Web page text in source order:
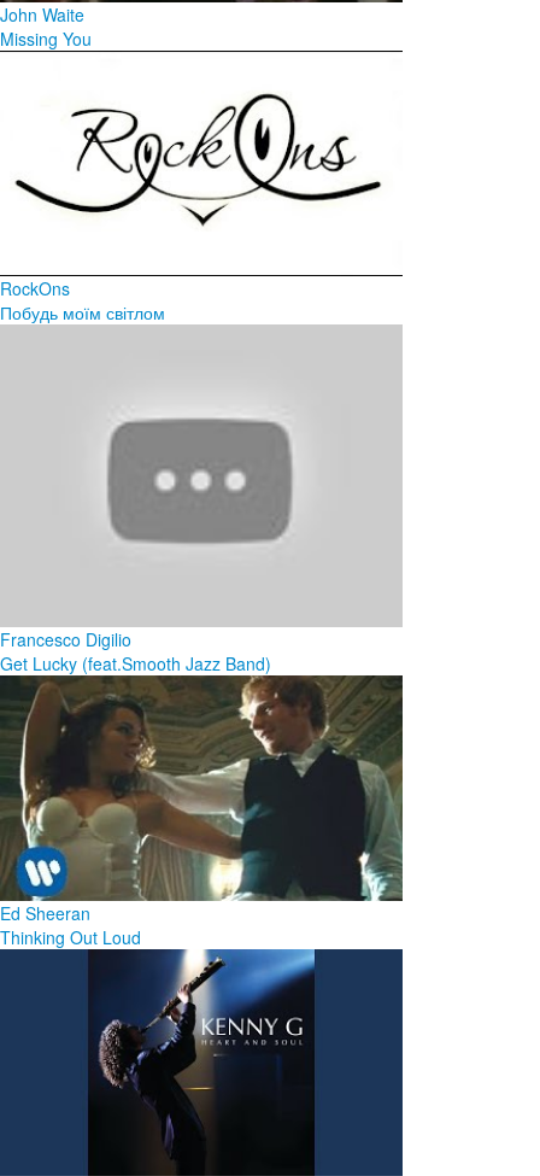
John Waite
Missing You
RockOns
Побудь моїм світлом
Francesco Digilio
Get Lucky (feat.Smooth Jazz Band)
Ed Sheeran
Thinking Out Loud